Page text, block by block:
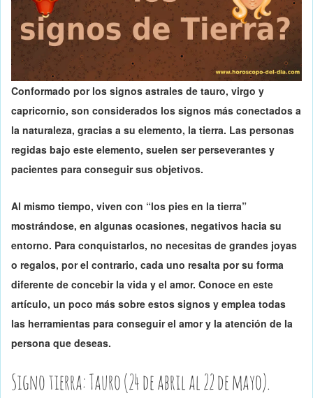
Conformado por los signos astrales de tauro, virgo y
capricornio, son considerados los signos más conectados a
la naturaleza, gracias a su elemento, la tierra. Las personas
regidas bajo este elemento, suelen ser perseverantes y
pacientes para conseguir sus objetivos.
Al mismo tiempo, viven con “los pies en la tierra”
mostrándose, en algunas ocasiones, negativos hacia su
entorno. Para conquistarlos, no necesitas de grandes joyas
o regalos, por el contrario, cada uno resalta por su forma
diferente de concebir la vida y el amor. Conoce en este
artículo, un poco más sobre estos signos y emplea todas
las herramientas para conseguir el amor y la atención de la
persona que deseas.
Signo tierra: Tauro (24 de abril al 22 de mayo).